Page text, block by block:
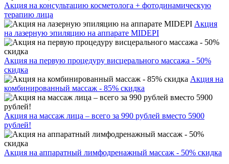
Акция на консультацию косметолога + фотодинамическую
терапию лица
Акция
на лазерную эпиляцию на аппарате MIDEPI
Акция на первую процедуру висцерального массажа - 50%
скидка
Акция на
комбинированный массаж - 85% скидка
Акция на массаж лица – всего за 990 рублей вместо 5900
рублей!
Акция на аппаратный лимфодренажный массаж - 50% скидка